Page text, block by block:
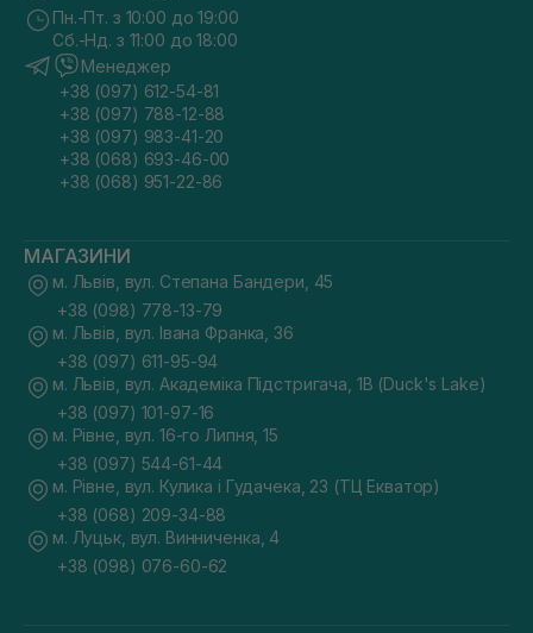
Пн.-Пт. з 10:00 до 19:00
Сб.-Нд. з 11:00 до 18:00
Менеджер
+38 (097) 612-54-81
+38 (097) 788-12-88
+38 (097) 983-41-20
+38 (068) 693-46-00
+38 (068) 951-22-86
МАГАЗИНИ
м. Львів, вул. Степана Бандери, 45
+38 (098) 778-13-79
м. Львів, вул. Івана Франка, 36
+38 (097) 611-95-94
м. Львів, вул. Академіка Підстригача, 1В (Duck's Lake)
+38 (097) 101-97-16
м. Рівне, вул. 16-го Липня, 15
+38 (097) 544-61-44
м. Рівне, вул. Кулика і Гудачека, 23 (ТЦ Екватор)
+38 (068) 209-34-88
м. Луцьк, вул. Винниченка, 4
+38 (098) 076-60-62